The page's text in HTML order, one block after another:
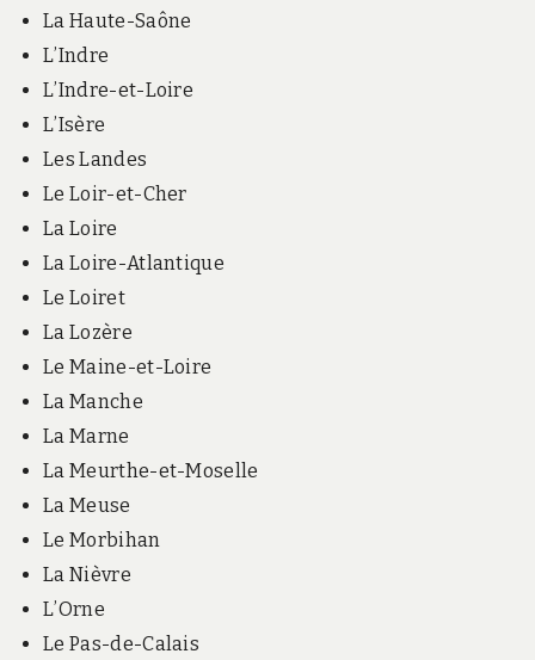
La Haute-Saône
L’Indre
L’Indre-et-Loire
L’Isère
Les Landes
Le Loir-et-Cher
La Loire
La Loire-Atlantique
Le Loiret
La Lozère
Le Maine-et-Loire
La Manche
La Marne
La Meurthe-et-Moselle
La Meuse
Le Morbihan
La Nièvre
L’Orne
Le Pas-de-Calais